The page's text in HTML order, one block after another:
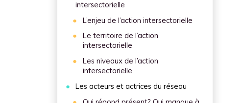
intersectorielle
L’enjeu de l’action intersectorielle
Le territoire de l’action
intersectorielle
Les niveaux de l’action
intersectorielle
Les acteurs et actrices du réseau